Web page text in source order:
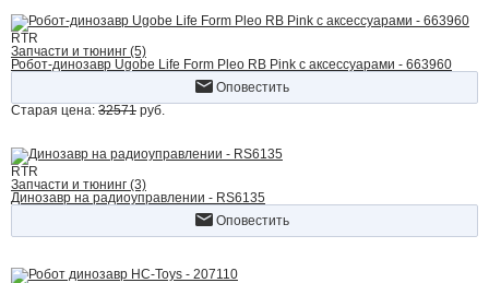
RTR
Запчасти и тюнинг (5)
Робот-динозавр Ugobe Life Form Pleo RB Pink с аксессуарами - 663960
Оповестить
Старая цена: 32571 руб.
RTR
Запчасти и тюнинг (3)
Динозавр на радиоуправлении - RS6135
Оповестить